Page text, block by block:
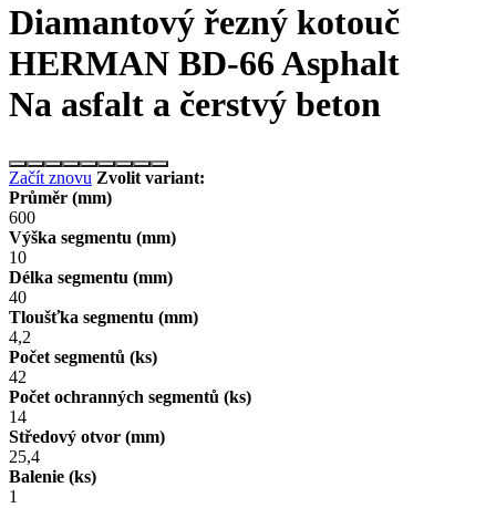
Diamantový řezný kotouč
HERMAN BD-66 Asphalt
Na asfalt a čerstvý beton
Začít znovu Zvolit variant:
Průměr (mm)
600
Výška segmentu (mm)
10
Délka segmentu (mm)
40
Tloušťka segmentu (mm)
4,2
Počet segmentů (ks)
42
Počet ochranných segmentů (ks)
14
Středový otvor (mm)
25,4
Balenie (ks)
1